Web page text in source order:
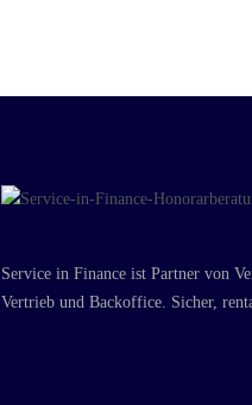
Service in Finance ist Partner von
Vertrieb und Backoffice. Sicher,